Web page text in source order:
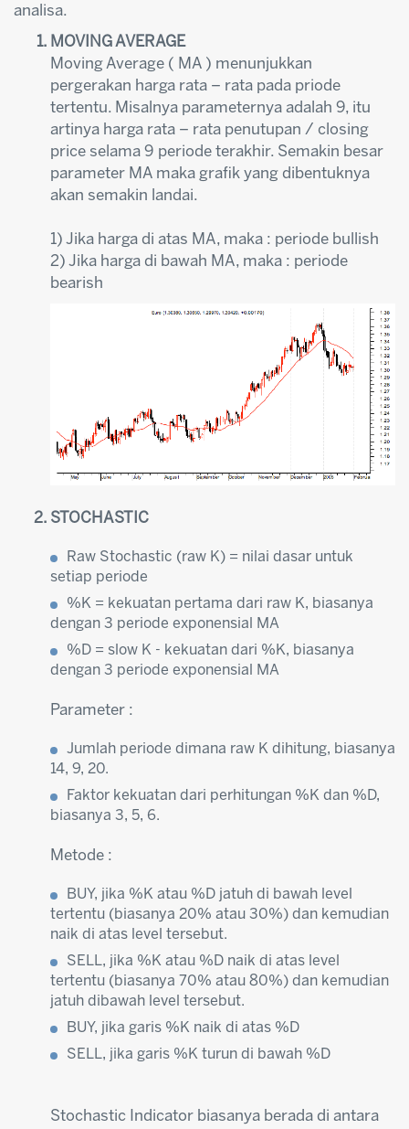
analisa.
MOVING AVERAGE
Moving Average ( MA ) menunjukkan
pergerakan harga rata – rata pada priode
tertentu. Misalnya parameternya adalah 9, itu
artinya harga rata – rata penutupan / closing
price selama 9 periode terakhir. Semakin besar
parameter MA maka grafik yang dibentuknya
akan semakin landai.
1) Jika harga di atas MA, maka : periode bullish
2) Jika harga di bawah MA, maka : periode
bearish
STOCHASTIC
Raw Stochastic (raw K) = nilai dasar untuk
setiap periode
%K = kekuatan pertama dari raw K, biasanya
dengan 3 periode exponensial MA
%D = slow K - kekuatan dari %K, biasanya
dengan 3 periode exponensial MA
Parameter :
Jumlah periode dimana raw K dihitung, biasanya
14, 9, 20.
Faktor kekuatan dari perhitungan %K dan %D,
biasanya 3, 5, 6.
Metode :
BUY, jika %K atau %D jatuh di bawah level
tertentu (biasanya 20% atau 30%) dan kemudian
naik di atas level tersebut.
SELL, jika %K atau %D naik di atas level
tertentu (biasanya 70% atau 80%) dan kemudian
jatuh dibawah level tersebut.
BUY, jika garis %K naik di atas %D
SELL, jika garis %K turun di bawah %D
Stochastic Indicator biasanya berada di antara